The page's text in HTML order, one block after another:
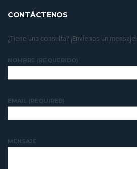
CONTÁCTENOS
¿Tiene una consulta? ¡Envíenos un mensaje!
NOMBRE (REQUERIDO)
EMAIL (REQUIRED)
MENSAJE